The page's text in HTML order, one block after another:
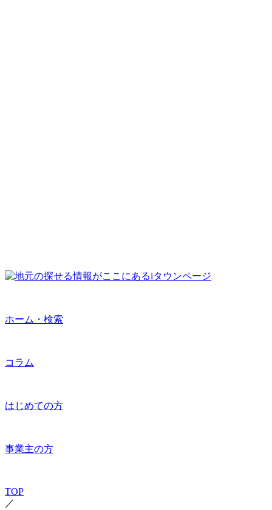
ホーム・検索
コラム
はじめての方
事業主の方
TOP
／